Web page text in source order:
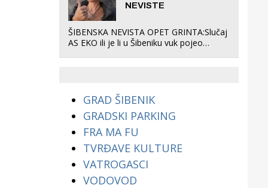
NEVISTE
ŠIBENSKA NEVISTA OPET GRINTA:Slučaj
AS EKO ili je li u Šibeniku vuk pojeo
GRAD ŠIBENIK
GRADSKI PARKING
FRA MA FU
TVRĐAVE KULTURE
VATROGASCI
VODOVOD